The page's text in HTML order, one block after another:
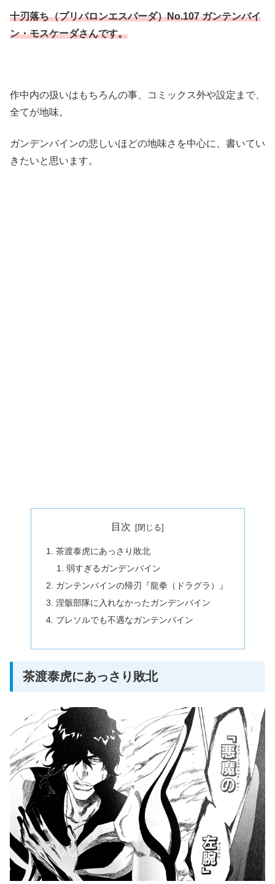
十刃落ち（プリバロンエスパーダ）No.107 ガンテンバイ
ン・モスケーダさんです。
作中内の扱いはもちろんの事、コミックス外や設定まで、
全てが地味。
ガンデンバインの悲しいほどの地味さを中心に、書いてい
きたいと思います。
目次
茶渡泰虎にあっさり敗北
弱すぎるガンデンバイン
ガンテンバインの帰刃『龍拳（ドラグラ）』
涅骸部隊に入れなかったガンデンバイン
ブレソルでも不遇なガンテンバイン
茶渡泰虎にあっさり敗北